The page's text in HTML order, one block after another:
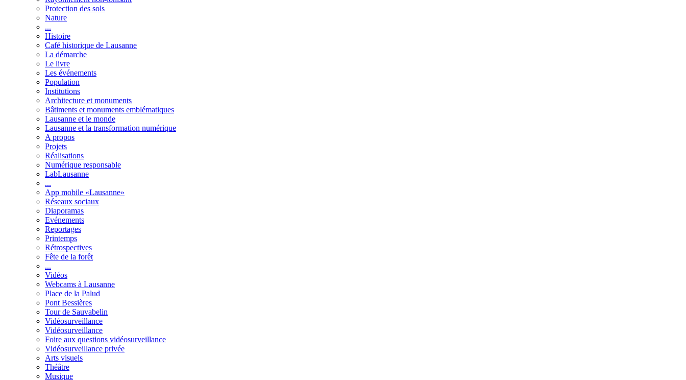
Protection des sols
Nature
...
Histoire
Café historique de Lausanne
La démarche
Le livre
Les événements
Population
Institutions
Architecture et monuments
Bâtiments et monuments emblématiques
Lausanne et le monde
Lausanne et la transformation numérique
A propos
Projets
Réalisations
Numérique responsable
LabLausanne
...
App mobile «Lausanne»
Réseaux sociaux
Diaporamas
Evénements
Reportages
Printemps
Rétrospectives
Fête de la forêt
...
Vidéos
Webcams à Lausanne
Place de la Palud
Pont Bessières
Tour de Sauvabelin
Vidéosurveillance
Vidéosurveillance
Foire aux questions vidéosurveillance
Vidéosurveillance privée
Arts visuels
Théâtre
Musique